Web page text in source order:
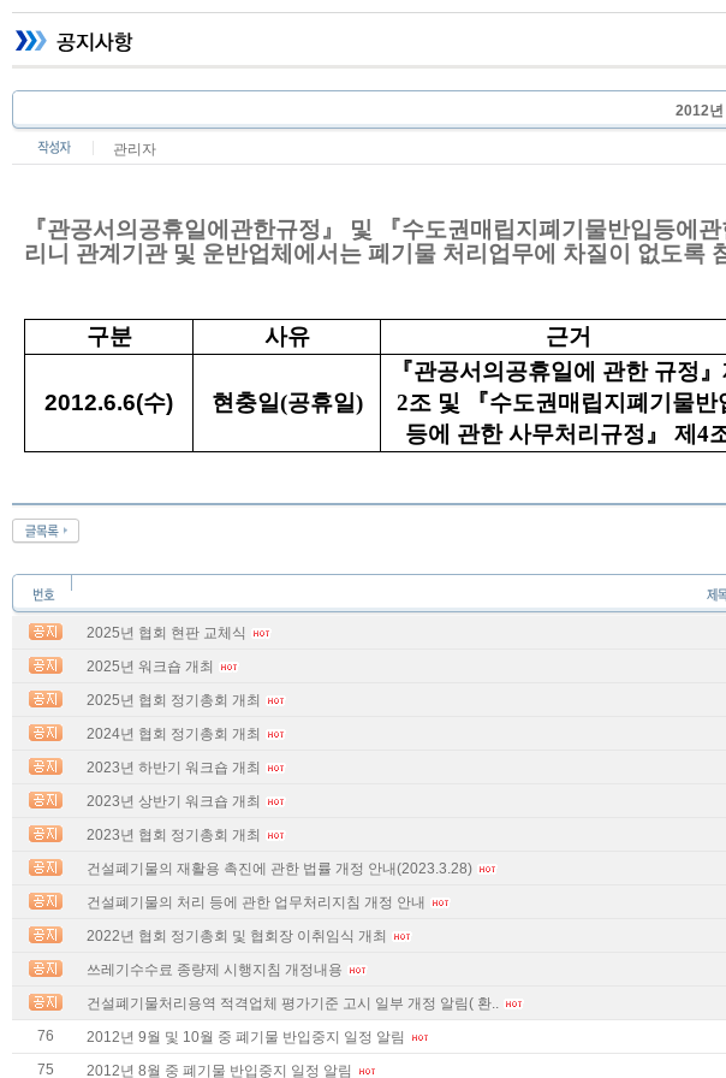
2012년
관리자
『관공서의공휴일에관한규정』 및 『수도권매립지폐기물반입등에
리니 관계기관 및 운반업체에서는 폐기물 처리업무에 차질이 없도록
구분 사유 근거
2012.6.6(수) 현충일(공휴일)
『관공서의공휴일에 관한 규정』
2조 및 『수도권매립지폐기물반
등에 관한 사무처리규정』 제4
2025년 협회 현판 교체식
2025년 워크숍 개최
2025년 협회 정기총회 개최
2024년 협회 정기총회 개최
2023년 하반기 워크숍 개최
2023년 상반기 워크숍 개최
2023년 협회 정기총회 개최
건설폐기물의 재활용 촉진에 관한 법률 개정 안내(2023.3.28)
건설폐기물의 처리 등에 관한 업무처리지침 개정 안내
2022년 협회 정기총회 및 협회장 이취임식 개최
쓰레기수수료 종량제 시행지침 개정내용
건설폐기물처리용역 적격업체 평가기준 고시 일부 개정 알림( 환..
76
2012년 9월 및 10월 중 폐기물 반입중지 일정 알림
75
2012년 8월 중 폐기물 반입중지 일정 알림